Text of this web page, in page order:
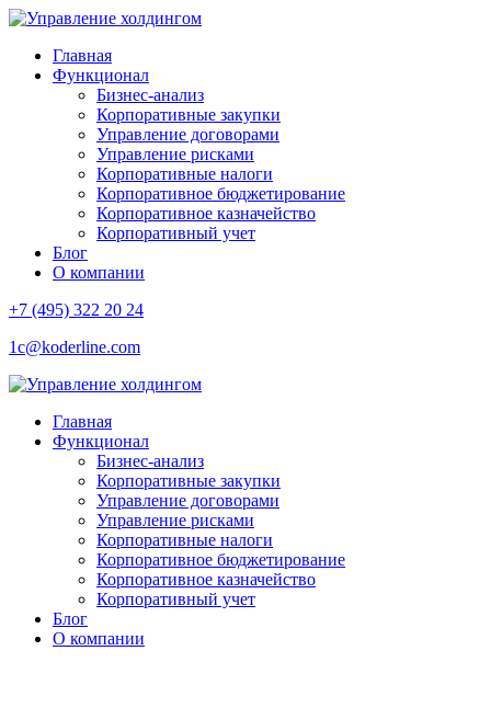
Главная
Функционал
Бизнес-анализ
Корпоративные закупки
Управление договорами
Управление рисками
Корпоративные налоги
Корпоративное бюджетирование
Корпоративное казначейство
Корпоративный учет
Блог
О компании
+7 (495) 322 20 24
1c@koderline.com
Главная
Функционал
Бизнес-анализ
Корпоративные закупки
Управление договорами
Управление рисками
Корпоративные налоги
Корпоративное бюджетирование
Корпоративное казначейство
Корпоративный учет
Блог
О компании